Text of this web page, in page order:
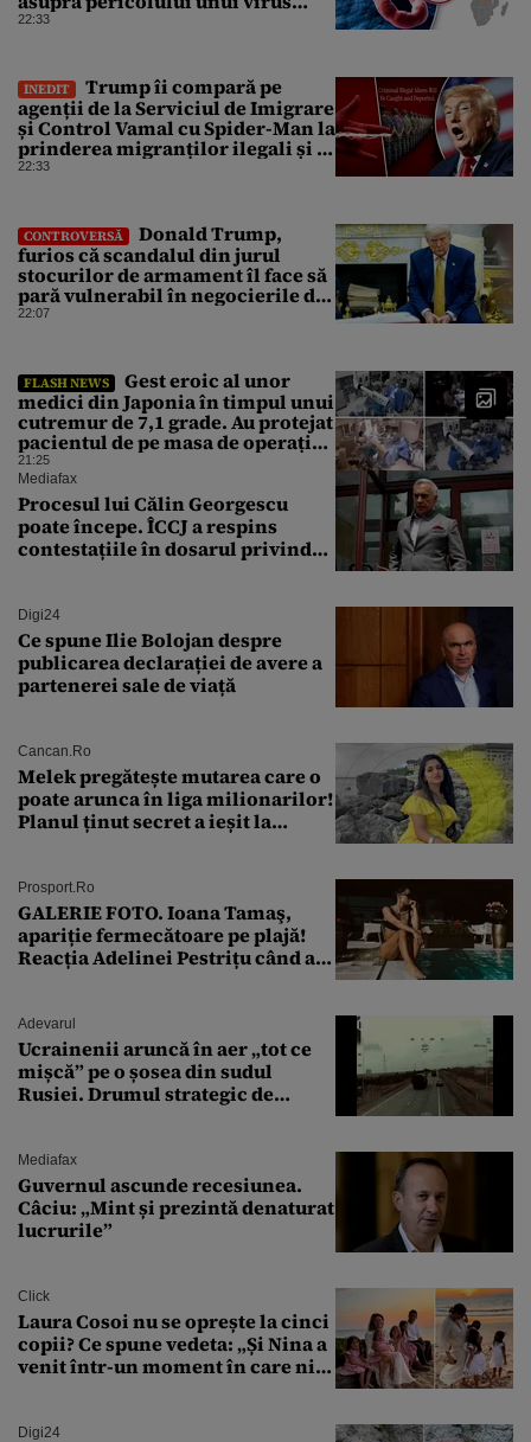
pentru care nu există vaccin
22:33
INEDIT
Trump îi compară pe
agenții de la Serviciul de Imigrare
și Control Vamal cu Spider-Man la
prinderea migranților ilegali și a
infractorilor
22:33
CONTROVERSĂ
Donald Trump,
furios că scandalul din jurul
stocurilor de armament îl face să
pară vulnerabil în negocierile de
pace cu Iranul
22:07
FLASH NEWS
Gest eroic al unor
medici din Japonia în timpul unui
cutremur de 7,1 grade. Au protejat
pacientul de pe masa de operație
cu propriile corpuri
21:25
Mediafax
Procesul lui Călin Georgescu
poate începe. ÎCCJ a respins
contestațiile în dosarul privind
Digi24
Ce spune Ilie Bolojan despre
publicarea declarației de avere a
partenerei sale de viață
Cancan.ro
Melek pregătește mutarea care o
poate arunca în liga milionarilor!
Planul ținut secret a ieșit la
Prosport.ro
GALERIE FOTO. Ioana Tamaş,
apariție fermecătoare pe plajă!
Reacția Adelinei Pestrițu când a
Adevarul
Ucrainenii aruncă în aer „tot ce
mișcă” pe o șosea din sudul
Rusiei. Drumul strategic de
Mediafax
Guvernul ascunde recesiunea.
Câciu: „Mint și prezintă denaturat
lucrurile”
Click
Laura Cosoi nu se oprește la cinci
copii? Ce spune vedeta: „Și Nina a
venit într-un moment în care nici
Digi24